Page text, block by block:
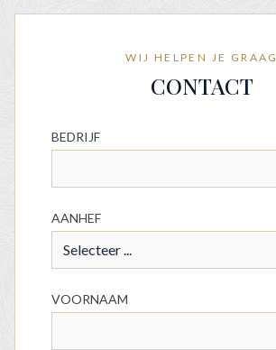
WIJ HELPEN JE GRAAG
CONTACT
BEDRIJF
AANHEF
VOORNAAM